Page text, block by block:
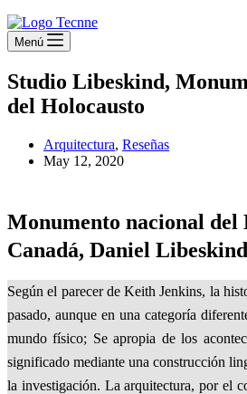
Menú
Studio Libeskind,
del Holocausto
Arquitectura, Reseñas
May 12, 2020
Monumento nacional del
Canadá, Daniel Libeskind
Según el parecer de Keith Jenkins, la
pasado, aunque en una categoría
mundo físico; Se apropia de los
significado mediante una construcción
la investigación. La arquitectura, por el